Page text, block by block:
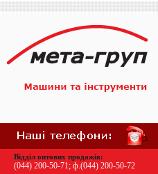
Відділ оптових продажів:
(044) 200-50-71; ф.(044) 200-50-72